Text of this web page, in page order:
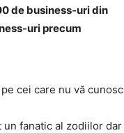
de business-uri din
uri precum
cei care nu vă cunosc
un fanatic al zodiilor dar